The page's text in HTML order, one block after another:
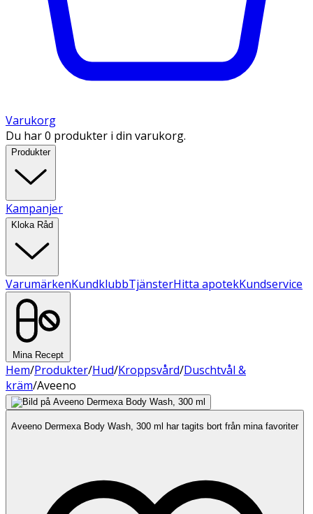
Varukorg
Du har 0 produkter i din varukorg.
Produkter
Kampanjer
Kloka Råd
VarumärkenKundklubbTjänsterHitta apotekKundservice
Mina Recept
Hem/Produkter/Hud/Kroppsvård/Duschtvål &
kräm/Aveeno
Aveeno Dermexa Body Wash, 300 ml har tagits bort från mina favoriter